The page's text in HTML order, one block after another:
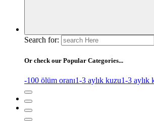
Search for:
Or check our Popular Categories...
-100 ölüm oranı1-3 aylık kuzu1-3 aylık